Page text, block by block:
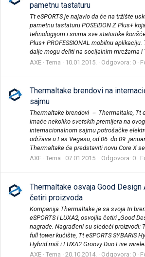
pametnu tastaturu
Tt eSPORTS je najavio da će na tržište
pametnu tastaturu POSEIDON Z Plus+
tehnologijom i snima sve statistike
Plus+ PROFESSIONAL mobilnu
dalje mogu deliti na socijalnim mrežama i
AXE Tema 10.01.2015. Odgovora: 0
Thermaltake brendovi na
sajmu
Thermaltake brendovi － Thermaltake, Tt
imaće nekoliko svetskih premijera na
internacionalnom sajmu potrošačke
održava u Las Vegasu, od 06. do 09.
Thermaltake će predstaviti novu Core X
AXE Tema 07.01.2015. Odgovora: 0
Thermaltake osvaja Good Design
četiri proizvoda
Kompanija Thermaltake je sa svoja tri
eSPORTS i LUXA2, osvojila četiri „Good
nagrade. Nagrađeni su sledeći proizvodi:
full tower kućište, Tt eSPORTS SYBARIS
Hybrid miš i LUXA2 Groovy Duo Live
AXE Tema 20.10.2014. Odgovora: 0